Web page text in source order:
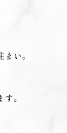
い。
。